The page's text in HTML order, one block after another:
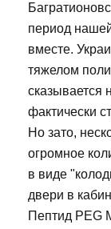
период
вместе.
тяжелом
сказывается
фактически
Но зато,
огромное
в виде
двери в
Пептид PEG